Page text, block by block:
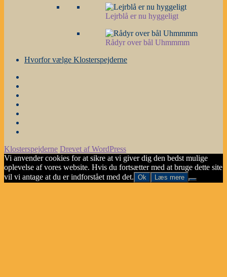
Lejrblå er nu hyggeligt
Rådyr over bål Uhmmmm
Hvorfor vælge Klosterspejderne
Klosterspejderne
Klosterspejderne Drevet af WordPress
Vi anvender cookies for at sikre at vi giver dig den bedst mulige
oplevelse af vores website. Hvis du fortsætter med at bruge dette site
vil vi antage at du er indforstået med det. Ok Læs mere